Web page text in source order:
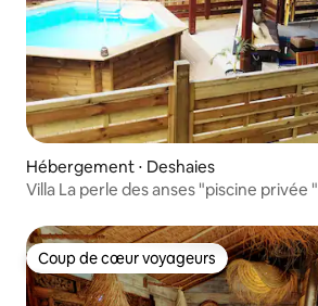
Hébergement ⋅ Deshaies
Villa La perle des anses "piscine privée "
Coup de cœur voyageurs
Coup de cœur voyageurs